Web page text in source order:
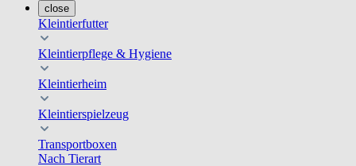
close
Kleintierfutter
Kleintierpflege & Hygiene
Kleintierheim
Kleintierspielzeug
Transportboxen
Nach Tierart